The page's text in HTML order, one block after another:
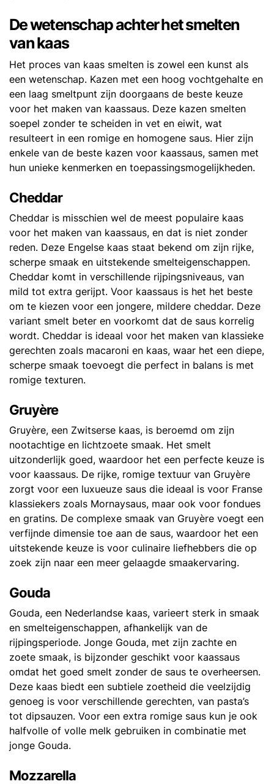
De wetenschap achter het smelten
van kaas
Het proces van kaas smelten is zowel een kunst als
een wetenschap. Kazen met een hoog vochtgehalte en
een laag smeltpunt zijn doorgaans de beste keuze
voor het maken van kaassaus. Deze kazen smelten
soepel zonder te scheiden in vet en eiwit, wat
resulteert in een romige en homogene saus. Hier zijn
enkele van de beste kazen voor kaassaus, samen met
hun unieke kenmerken en toepassingsmogelijkheden.
Cheddar
Cheddar is misschien wel de meest populaire kaas
voor het maken van kaassaus, en dat is niet zonder
reden. Deze Engelse kaas staat bekend om zijn rijke,
scherpe smaak en uitstekende smelteigenschappen.
Cheddar komt in verschillende rijpingsniveaus, van
mild tot extra gerijpt. Voor kaassaus is het het beste
om te kiezen voor een jongere, mildere cheddar. Deze
variant smelt beter en voorkomt dat de saus korrelig
wordt. Cheddar is ideaal voor het maken van klassieke
gerechten zoals macaroni en kaas, waar het een diepe,
scherpe smaak toevoegt die perfect in balans is met
romige texturen.
Gruyère
Gruyère, een Zwitserse kaas, is beroemd om zijn
nootachtige en lichtzoete smaak. Het smelt
uitzonderlijk goed, waardoor het een perfecte keuze is
voor kaassaus. De rijke, romige textuur van Gruyère
zorgt voor een luxueuze saus die ideaal is voor Franse
klassiekers zoals Mornaysaus, maar ook voor fondues
en gratins. De complexe smaak van Gruyère voegt een
verfijnde dimensie toe aan de saus, waardoor het een
uitstekende keuze is voor culinaire liefhebbers die op
zoek zijn naar een meer gelaagde smaakervaring.
Gouda
Gouda, een Nederlandse kaas, varieert sterk in smaak
en smelteigenschappen, afhankelijk van de
rijpingsperiode. Jonge Gouda, met zijn zachte en
zoete smaak, is bijzonder geschikt voor kaassaus
omdat het goed smelt zonder de saus te overheersen.
Deze kaas biedt een subtiele zoetheid die veelzijdig
genoeg is voor verschillende gerechten, van pasta’s
tot dipsauzen. Voor een extra romige saus kun je ook
halfvolle of volle melk gebruiken in combinatie met
jonge Gouda.
Mozzarella